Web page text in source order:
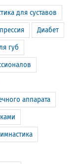
для суставов
Диабет
губ
аппарата